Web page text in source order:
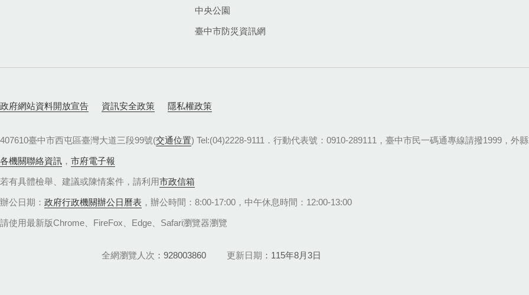
中央公園
臺中市防災資訊網
政府網站資料開放宣告 資訊安全政策 隱私權政策
407610臺中市西屯區臺灣大道三段99號(交通位置) Tel:(04)2228-9111．行動代表號：0910-289111，臺中市民一碼通專線請撥1999，外
各機關聯絡資訊 ， 市府電子報
若有具體檢舉、建議或陳情案件，請利用市政信箱
辦公日期： 政府行政機關辦公日曆表 ，辦公時間：8:00-17:00，中午休息時間：12:00-13:00
請使用最新版Chrome、FireFox、Edge、Safari瀏覽器瀏覽
全網瀏覽人次 928003860 更新日期 115年8月3日